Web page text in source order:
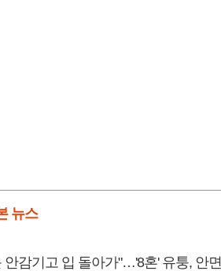
뉴스
안감기고 입 돌아가"…'8혼' 유퉁, 안